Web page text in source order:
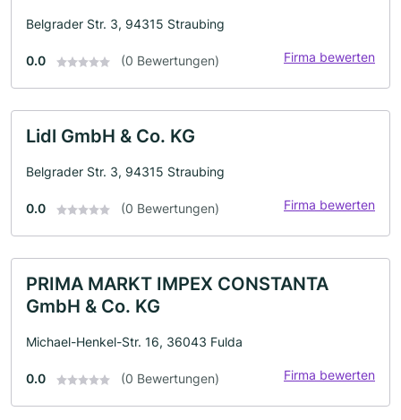
Belgrader Str. 3, 94315 Straubing
0.0 (0 Bewertungen) Firma bewerten
Lidl GmbH & Co. KG
Belgrader Str. 3, 94315 Straubing
0.0 (0 Bewertungen) Firma bewerten
PRIMA MARKT IMPEX CONSTANTA
GmbH & Co. KG
Michael-Henkel-Str. 16, 36043 Fulda
0.0 (0 Bewertungen) Firma bewerten